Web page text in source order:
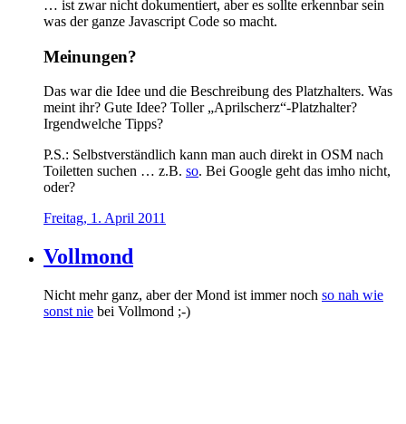
… ist zwar nicht dokumentiert, aber es sollte erkennbar sein
was der ganze Javascript Code so macht.
Meinungen?
Das war die Idee und die Beschreibung des Platzhalters. Was
meint ihr? Gute Idee? Toller „Aprilscherz“-Platzhalter?
Irgendwelche Tipps?
P.S.: Selbstverständlich kann man auch direkt in OSM nach
Toiletten suchen … z.B. so. Bei Google geht das imho nicht,
oder?
Freitag, 1. April 2011
Vollmond
Nicht mehr ganz, aber der Mond ist immer noch so nah wie
sonst nie bei Vollmond ;-)